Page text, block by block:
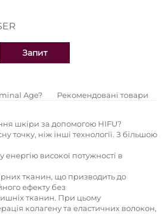
Запит
Age? Рекомендовані товари
шкіри за допомогою HIFU?
точку, ніж інші технології. З більшою
енергію високої потужності в
тканин, що призводить до
ефекту без
тканин. При цьому
колагену та еластичних волокон,